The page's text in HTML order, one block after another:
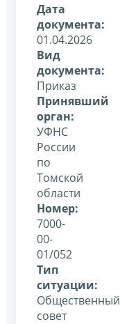
Дата
документа:
01.04.2026
Вид
документа:
Приказ
Принявший
орган:
УФНС
России
по
Томской
области
Номер:
7000-
00-
01/052
Тип
ситуации:
Общественный
совет